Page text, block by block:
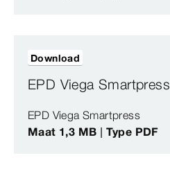
EPD Viega Smartpress
EPD Viega Smartpress
Maat 1,3 MB | Type PDF
Download